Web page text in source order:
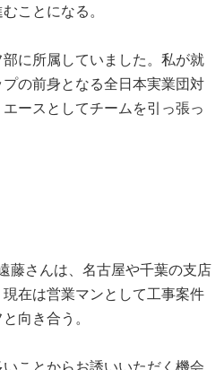
ことになる。
部に所属していました。私が就
の前身となる全日本実業団対
ースとしてチームを引っ張っ
藤さんは、名古屋や千葉の支店
在は営業マンとして工事案件
向き合う。
いことからお誘いいただく機会